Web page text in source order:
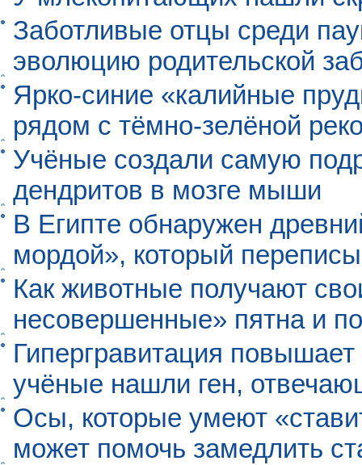
Заботливые отцы среди
эволюцию родительской
Ярко-синие «калийные
рядом с тёмно-зелёной
Учёные создали самую
дендритов в мозге мыши
В Египте обнаружен
мордой», который
Как животные получают
несовершенные» пятна и
Гипергравитация
учёные нашли ген,
Осы, которые умеют
может помочь замедлить